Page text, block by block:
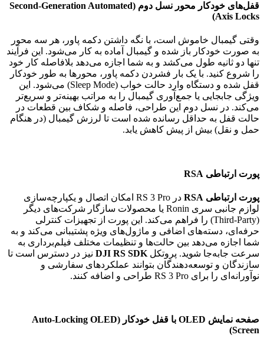
قفل‌های خودکار محور نسل دوم
(Second-Generation Automated
Axis Locks)
وقتی گیمبال خاموش است، با نگه داشتن دکمه پاور، هر سه محور
به صورت خودکار باز شده و گیمبال آماده به کار می‌شود. این فرآیند
تنها دو ثانیه طول می‌کشد و به شما اجازه می‌دهد بلافاصله کار خود
را شروع کنید. با یک بار فشردن دکمه پاور، محورها به طور خودکار
قفل شده و دستگاه وارد حالت خواب (Sleep Mode) می‌شود. این
ویژگی جابجایی یا جمع‌آوری گیمبال را به مراتب بهینه‌تر و سریع‌تر
می‌کند. در نسل دوم این طراحی، فاصله و شکاف بین قطعات در
حالت قفل به حداقل رسانده شده است تا لرزش گیمبال (در هنگام
حمل و نقل) بیش از پیش کاهش یابد.
پورت ارتباطی RSA
پورت ارتباطی RSA
در RS 3 Pro امکان اتصال و یکپارچه‌سازی
لوازم جانبی سری Ronin یا محصولات سازگار شرکت‌های دیگر
(Third‑Party) را فراهم می‌کند. این پورت از تجهیزات کنترلی
حرفه‌ای، دسته‌های اضافی و ماژول‌های ویژه پشتیبانی می‌کند و به
شما اجازه می‌دهد بین حالت‌ها و تنظیمات مختلف فیلم‌برداری به
سرعت جابه‌جا شوید. پروتکل DJI RS SDK نیز در دسترس است تا
سازندگان و توسعه‌دهندگان بتوانند عملکردهای سفارشی و
نوآورانه‌ای را برای RS 3 Pro طراحی و اضافه کنند.
صفحه نمایش OLED با قفل خودکار
(Auto-Locking OLED
Screen)